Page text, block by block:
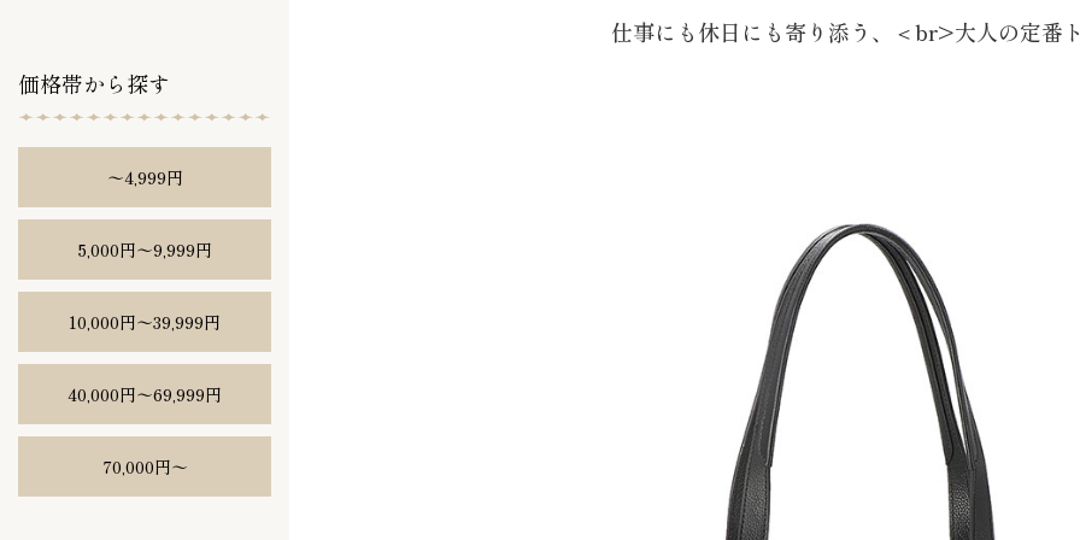
価格帯から探す
〜4,999円
5,000円〜9,999円
10,000円〜39,999円
40,000円〜69,999円
70,000円〜
仕事にも休日にも寄り添う、＜br>大人の定番